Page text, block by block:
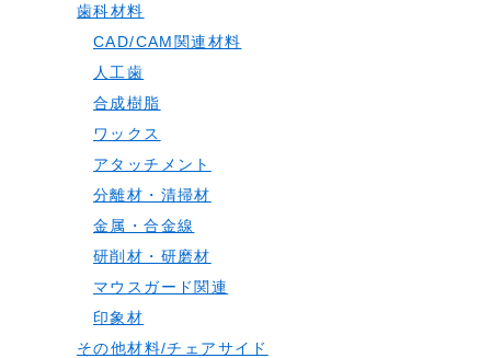
歯科材料
CAD/CAM関連材料
人工歯
合成樹脂
ワックス
アタッチメント
分離材・清掃材
金属・合金線
研削材・研磨材
マウスガード関連
印象材
その他材料/チェアサイド